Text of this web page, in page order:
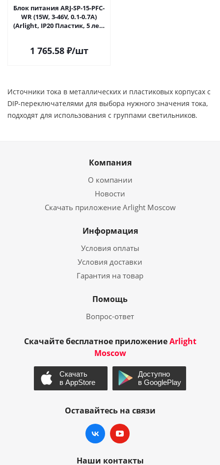
Блок питания ARJ-SP-15-PFC-
WR (15W, 3-46V, 0.1-0.7A)
(Arlight, IP20 Пластик, 5 лет)
1 765.58₽/шт
Источники тока в металлических и пластиковых корпусах с
DIP-переключателями для выбора нужного значения тока,
подходят для использования с группами светильников.
Компания
О компании
Новости
Скачать приложение Arlight Moscow
Информация
Условия оплаты
Условия доставки
Гарантия на товар
Помощь
Вопрос-ответ
Скачайте бесплатное приложениеArlight
Moscow
Оставайтесь на связи
Наши контакты